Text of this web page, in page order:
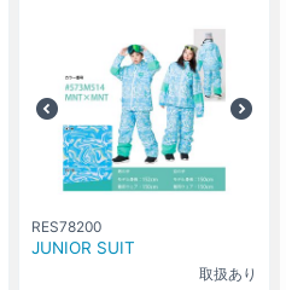
RES78200
JUNIOR SUIT
取扱あり